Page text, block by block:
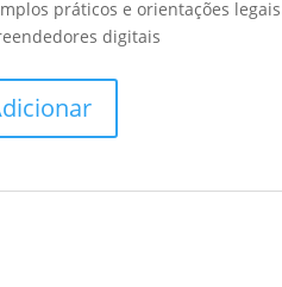
práticos e orientações legais
digitais